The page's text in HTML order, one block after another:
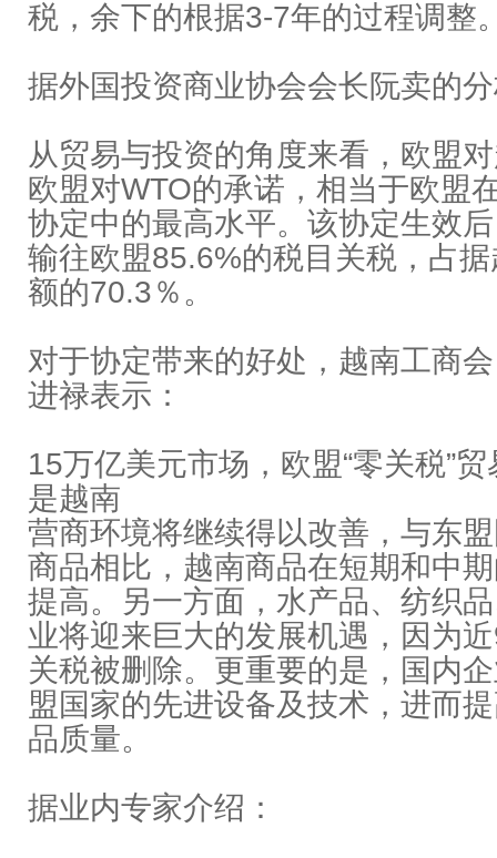
税，余下的根据3-7年的过程调整
据外国投资商业协会会长阮卖的
从贸易与投资的角度来看，欧盟
欧盟对WTO的承诺，相当于欧盟
协定中的最高水平。该协定生效
输往欧盟85.6%的税目关税，占
额的70.3％。
对于协定带来的好处，越南工商
进禄表示：
15万亿美元市场，欧盟“零关税”
是越南
营商环境将继续得以改善，与东
商品相比，越南商品在短期和中
提高。另一方面，水产品、纺织
业将迎来巨大的发展机遇，因为
关税被删除。更重要的是，国内
盟国家的先进设备及技术，进而
品质量。
据业内专家介绍：